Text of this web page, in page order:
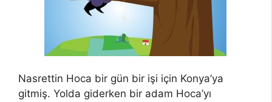
Nasrettin Hoca bir gün bir işi için Konya’ya
gitmiş. Yolda giderken bir adam Hoca’yı